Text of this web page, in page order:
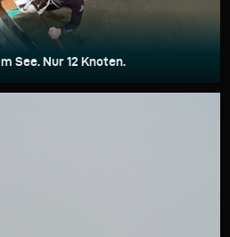
See. Nur 12 Knoten.